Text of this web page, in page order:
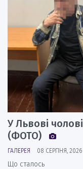
У Львові
(ФОТО)
ГАЛЕРЕЯ 08 СЕРПНЯ, 2026
Що сталось